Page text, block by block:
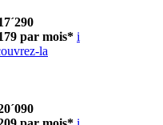
par mois* i
la